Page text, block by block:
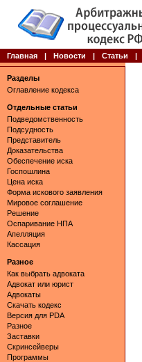
Главная | Новости | Статьи |
Разделы
Оглавление кодекса
Отдельные статьи
Подведомственность
Подсудность
Представитель
Доказательства
Обеспечение иска
Госпошлина
Цена иска
Форма искового заявления
Мировое соглашение
Решение
Оспаривание НПА
Апелляция
Кассация
Разное
Как выбрать адвоката
Адвокат или юрист
Адвокаты
Скачать кодекс
Версия для PDA
Разное
Заставки
Скринсейверы
Программы